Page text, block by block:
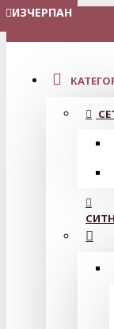
МЕНЮ
ИЗЧЕРПАН